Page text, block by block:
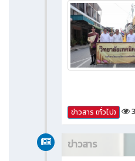
ข่าวสาร (ทั่วไป)
ข่าวสาร